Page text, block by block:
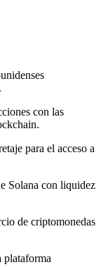
con las
para el acceso a
Solana con liquidez
de criptomonedas
plataforma